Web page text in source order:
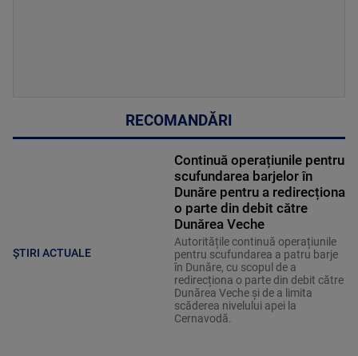
RECOMANDĂRI
ȘTIRI ACTUALE
Continuă operațiunile pentru
scufundarea barjelor în
Dunăre pentru a redirecționa
o parte din debit către
Dunărea Veche
Autoritățile continuă operațiunile
pentru scufundarea a patru barje
în Dunăre, cu scopul de a
redirecționa o parte din debit către
Dunărea Veche și de a limita
scăderea nivelului apei la
Cernavodă.